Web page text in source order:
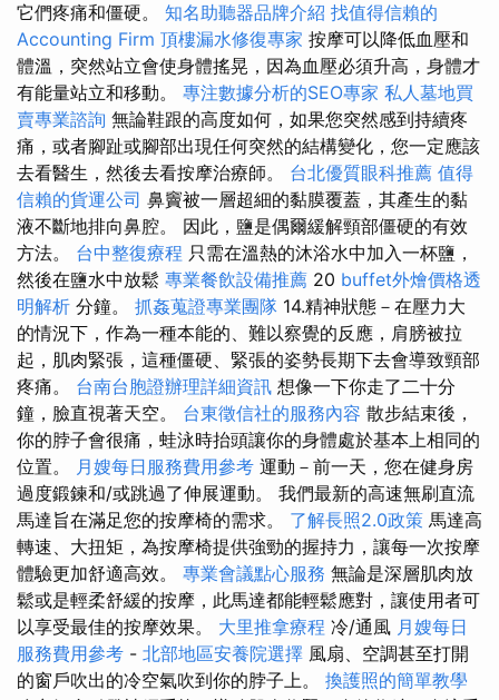
它們疼痛和僵硬。 知名助聽器品牌介紹 找值得信賴的
Accounting Firm 頂樓漏水修復專家 按摩可以降低血壓和
體溫，突然站立會使身體搖晃，因為血壓必須升高，身體才
有能量站立和移動。 專注數據分析的SEO專家 私人墓地買
賣專業諮詢 無論鞋跟的高度如何，如果您突然感到持續疼
痛，或者腳趾或腳部出現任何突然的結構變化，您一定應該
去看醫生，然後去看按摩治療師。 台北優質眼科推薦 值得
信賴的貨運公司 鼻竇被一層超細的黏膜覆蓋，其產生的黏
液不斷地排向鼻腔。 因此，鹽是偶爾緩解頸部僵硬的有效
方法。 台中整復療程 只需在溫熱的沐浴水中加入一杯鹽，
然後在鹽水中放鬆 專業餐飲設備推薦 20 buffet外燴價格透
明解析 分鐘。 抓姦蒐證專業團隊 14.精神狀態－在壓力大
的情況下，作為一種本能的、難以察覺的反應，肩膀被拉
起，肌肉緊張，這種僵硬、緊張的姿勢長期下去會導致頸部
疼痛。 台南台胞證辦理詳細資訊 想像一下你走了二十分
鐘，臉直視著天空。 台東徵信社的服務內容 散步結束後，
你的脖子會很痛，蛙泳時抬頭讓你的身體處於基本上相同的
位置。
月嫂每日服務費用參考 運動－前一天，您在健身房
過度鍛鍊和/或跳過了伸展運動。 我們最新的高速無刷直流
馬達旨在滿足您的按摩椅的需求。 了解長照2.0政策 馬達高
轉速、大扭矩，為按摩椅提供強勁的握持力，讓每一次按摩
體驗更加舒適高效。 專業會議點心服務 無論是深層肌肉放
鬆或是輕柔舒緩的按摩，此馬達都能輕鬆應對，讓使用者可
以享受最佳的按摩效果。 大里推拿療程 冷/通風 月嫂每日
服務費用參考 - 北部地區安養院選擇 風扇、空調甚至打開
的窗戶吹出的冷空氣吹到你的脖子上。 換護照的簡單教學